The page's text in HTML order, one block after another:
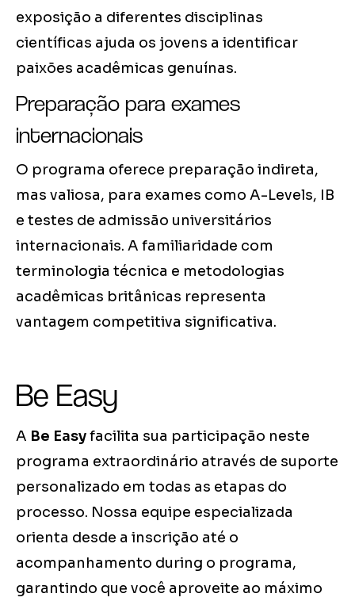
exposição a diferentes disciplinas
científicas ajuda os jovens a identificar
paixões acadêmicas genuínas.
Preparação para exames
internacionais
O programa oferece preparação indireta,
mas valiosa, para exames como A-Levels, IB
e testes de admissão universitários
internacionais. A familiaridade com
terminologia técnica e metodologias
acadêmicas britânicas representa
vantagem competitiva significativa.
Be Easy
A Be Easyfacilita sua participação neste
programa extraordinário através de suporte
personalizado em todas as etapas do
processo. Nossa equipe especializada
orienta desde a inscrição até o
acompanhamento during o programa,
garantindo que você aproveite ao máximo